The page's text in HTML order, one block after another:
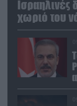
Ισραηλινές
χωριό του